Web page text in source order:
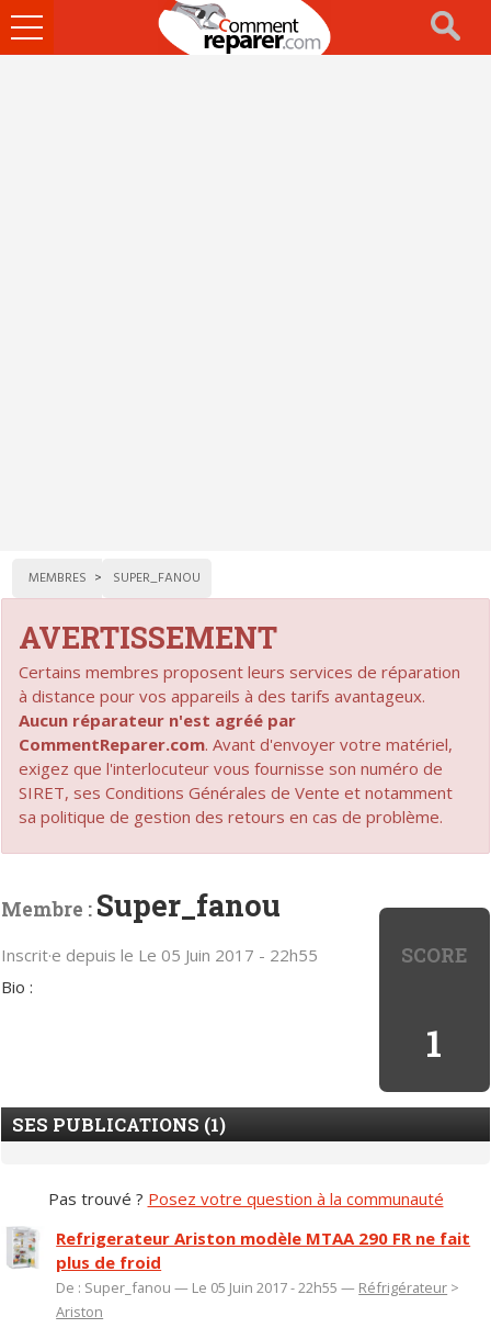
Ouvrir
le
MEMBRES SUPER_FANOU
AVERTISSEMENT
Certains membres proposent leurs services de réparation
à distance pour vos appareils à des tarifs avantageux.
Aucun réparateur n'est agréé par
CommentReparer.com. Avant d'envoyer votre matériel,
exigez que l'interlocuteur vous fournisse son numéro de
SIRET, ses Conditions Générales de Vente et notamment
sa politique de gestion des retours en cas de problème.
SCORE
1
Membre : Super_fanou
Inscrit·e depuis le Le 05 Juin 2017 - 22h55
Bio :
SES PUBLICATIONS (1)
Pas trouvé ? Posez votre question à la communauté
Refrigerateur Ariston modèle MTAA 290 FR ne fait
plus de froid
De : Super_fanou — Le 05 Juin 2017 - 22h55 — Réfrigérateur >
Ariston